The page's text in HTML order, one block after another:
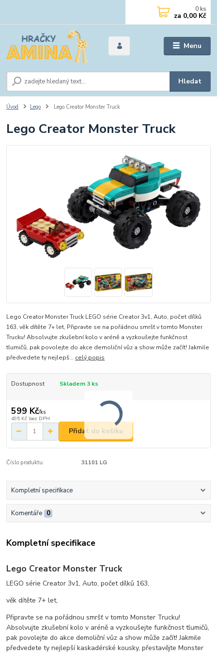
Menu
Hledat
0 ks
za 0,00 Kč
Úvod Lego Lego Creator Monster Truck
Lego Creator Monster Truck
Lego Creator Monster Truck LEGO série Creator 3v1, Auto, počet dílků
163, věk dítěte 7+ let, Připravte se na pořádnou smršť v tomto Monster
Trucku! Absolvujte zkušební kolo v aréně a vyzkoušejte funkčnost
tlumičů, pak povolejte do akce demoliční vůz a show může začít! Jakmile
předvedete ty nejlepš... celý popis
Dostupnost Skladem 3 ks
599 Kč/ks
495 Kč bez DPH
Přidat do košíku
Číslo produktu: 31101 LG
Kompletní specifikace
Komentáře 0
Kompletní specifikace
Lego Creator Monster Truck
LEGO série Creator 3v1, Auto, počet dílků 163,
věk dítěte 7+ let,
Připravte se na pořádnou smršť v tomto Monster Trucku!
Absolvujte zkušební kolo v aréně a vyzkoušejte funkčnost tlumičů,
pak povolejte do akce demoliční vůz a show může začít! Jakmile
předvedete ty nejlepší kaskadérské kousky, přestavějte Monster